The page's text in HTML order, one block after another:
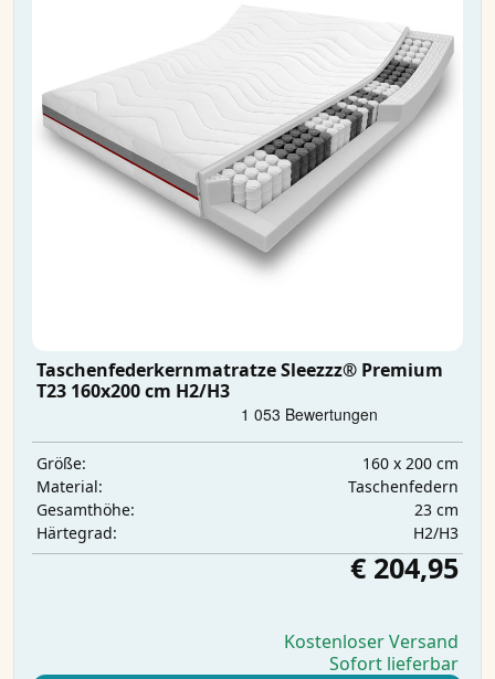
Taschenfederkernmatratze Sleezzz® Premium
T23 160x200 cm H2/H3
Größe:
160 x 200 cm
Material:
Taschenfedern
Gesamthöhe:
23 cm
Härtegrad:
H2/H3
€ 204,95
Kostenloser Versand
Sofort lieferbar